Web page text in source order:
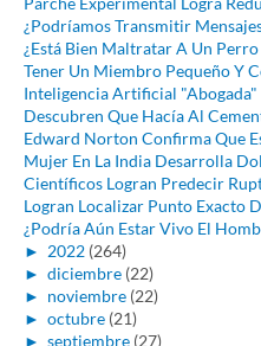
¿Podríamos Transmitir
¿Está Bien Maltratar A Un
Tener Un Miembro Pequeño Y
Inteligencia Artificial "Abogada"
Descubren Que Hacía Al
Edward Norton Confirma Que
Mujer En La India Desarrolla
Científicos Logran Predecir
Logran Localizar Punto Exacto
¿Podría Aún Estar Vivo El
► 2022 (264)
► diciembre (22)
► noviembre (22)
► octubre (21)
► septiembre (27)